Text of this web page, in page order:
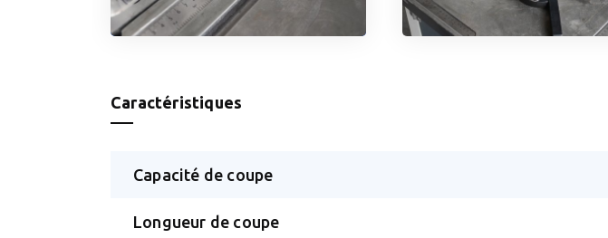
Caractéristiques
Capacité de coupe
Longueur de coupe